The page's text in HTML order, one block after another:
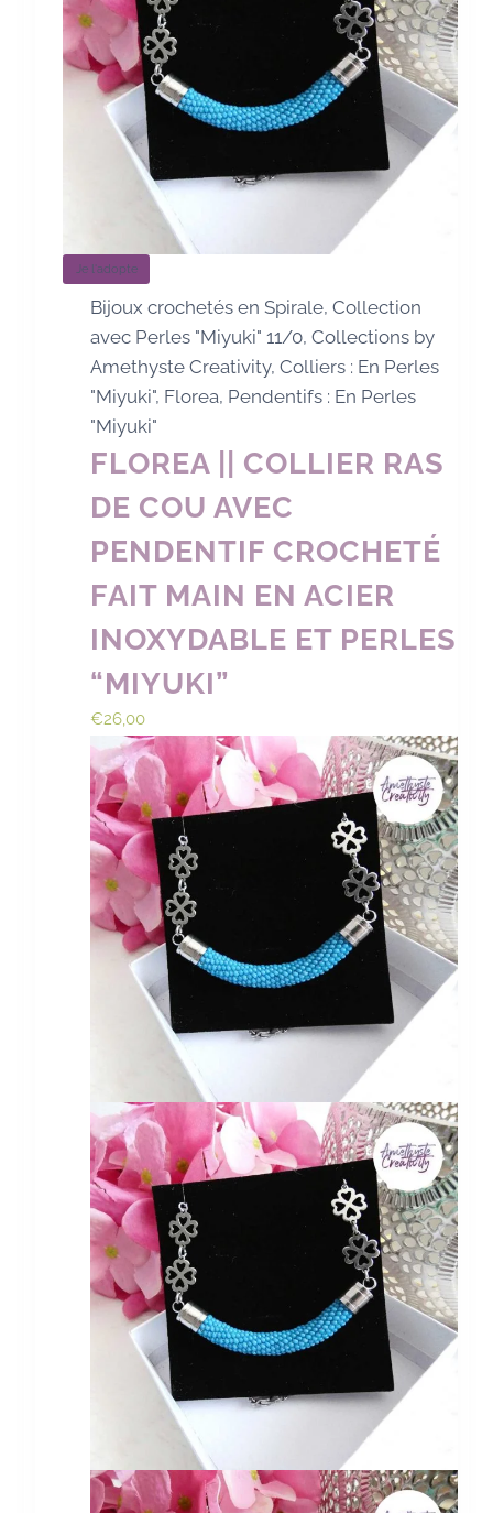
Je l'adopte
Bijoux crochetés en Spirale,Collection
avec Perles "Miyuki" 11/0,Collections by
Amethyste Creativity,Colliers : En Perles
"Miyuki", Florea, Pendentifs : En Perles
"Miyuki"
FLOREA || COLLIER RAS
DE COU AVEC
PENDENTIF CROCHETÉ
FAIT MAIN EN ACIER
INOXYDABLE ET PERLES
“MIYUKI”
€26,00